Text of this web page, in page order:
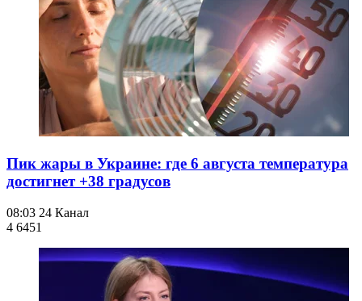
Пик жары в Украине: где 6 августа температура
достигнет +38 градусов
08:03 24 Канал
4 6451